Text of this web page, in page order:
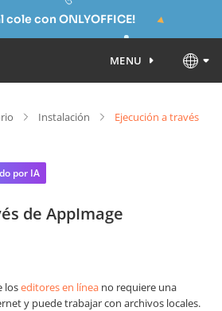
cole con ONLYOFFICE!
MENU
Instalación
Ejecución a través
por IA
de AppImage
loseditores en línea no requiere una
y puede trabajar con archivos locales.